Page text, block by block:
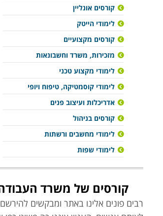
קורסים אונליין
לימודי הייטק
קורסים מקצועיים
מזכירות, משרד וחשבונאות
לימודי מקצוע טכני
לימודי קוסמטיקה, טיפוח ויופי
אדריכלות ועיצוב פנים
קורסים בניהול
לימודי מחשבים ורשתות
לימודי שפות
קורסים של משרד
רבים פונים אלינו באתר ומבקשים